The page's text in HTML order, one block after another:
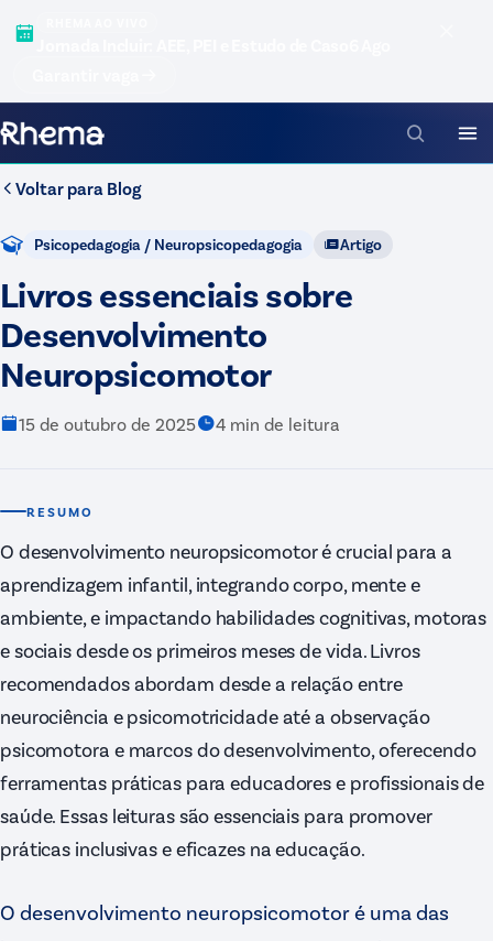
Voltar para Blog
Psicopedagogia / Neuropsicopedagogia Artigo
Livros essenciais sobre
Desenvolvimento
Neuropsicomotor
15 de outubro de 2025 4 min de leitura
RESUMO
O desenvolvimento neuropsicomotor é crucial para a
aprendizagem infantil, integrando corpo, mente e
ambiente, e impactando habilidades cognitivas, motoras
e sociais desde os primeiros meses de vida. Livros
recomendados abordam desde a relação entre
neurociência e psicomotricidade até a observação
psicomotora e marcos do desenvolvimento, oferecendo
ferramentas práticas para educadores e profissionais de
saúde. Essas leituras são essenciais para promover
práticas inclusivas e eficazes na educação.
O desenvolvimento neuropsicomotor é uma das